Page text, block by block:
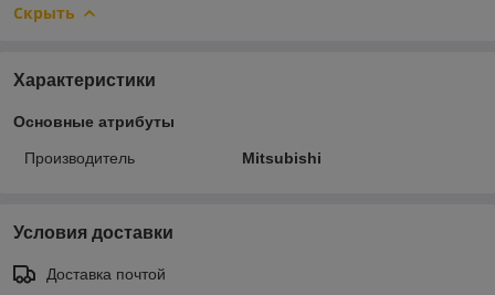
Скрыть
Характеристики
Основные атрибуты
Производитель Mitsubishi
Условия доставки
Доставка почтой